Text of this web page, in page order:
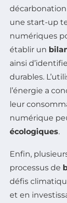
une start-up
numériques
établir un
ainsi
durables.
l’énergie a
leur
numérique
écologiques.
Enfin,
processus de
défis
et en